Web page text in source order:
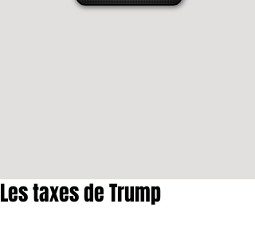
Les taxes de Trump